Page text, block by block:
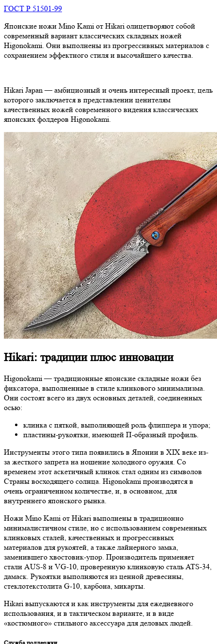
ГОСТ Р 51501-99
Японские ножи Mino Kami от Hikari олицетворяют собой
современный вариант классических складных ножей
Higonokami. Они выполнены из прогрессивных материалов с
сохранением эффектного стиля и высочайшего качества.
Hikari Japan — амбициозный и очень интересный проект, цель
которого заключается в представлении ценителям
качественных ножей современного видения классических
японских фолдеров Higonokami.
Hikari: традиции плюс инновации
Higonokami — традиционные японские складные ножи без
фиксатора, выполненные в стиле клинкового минимализма.
Они состоят всего из двух основных деталей, соединенных
осью:
клинка с пяткой, выполняющей роль флиппера и упора;
пластины-рукоятки, имеющей П-образный профиль.
Инструменты этого типа появились в Японии в XIX веке из-
за жесткого запрета на ношение холодного оружия. Со
временем этот аскетичный клинок стал одним из символов
Страны восходящего солнца. Higonokami производятся в
очень ограниченном количестве, и, в основном, для
внутреннего японского рынка.
Ножи Mino Kami от Hikari выполнены в традиционно
минималистичном стиле, но с использованием современных
клинковых сталей, качественных и прогрессивных
материалов для рукоятей, а также лайнерного замка,
заменившего хвостовик-упор. Производитель применяет
стали AUS-8 и VG-10, проверенную клинковую сталь ATS-34,
дамаск. Рукоятки выполняются из ценной древесины,
стеклотекстолита G-10, карбона, микарты.
Hikari выпускаются и как инструменты для ежедневного
использования, и в тактическом варианте, и в виде
«костюмного» стильного аксессуара для деловых людей.